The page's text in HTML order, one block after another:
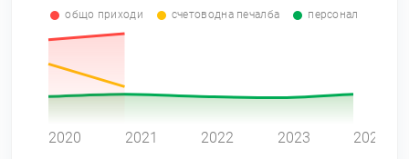
общо приходи счетоводна печалба персонал
2020 2021 2022 2023 2024